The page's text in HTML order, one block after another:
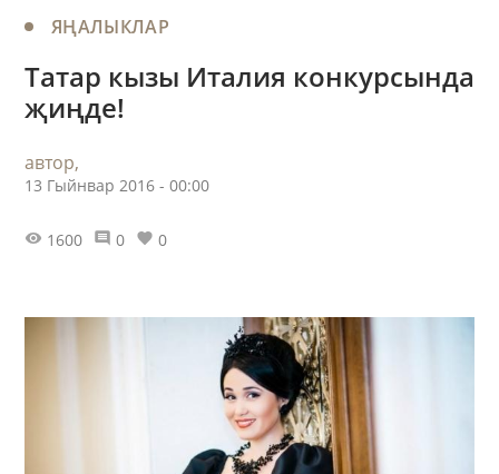
ЯҢАЛЫКЛАР
Татар кызы Италия конкурсында
җиңде!
автор,
13 Гыйнвар 2016 - 00:00
1600 0 0